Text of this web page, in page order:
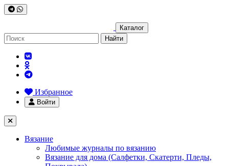
Каталог
Найти
Избранное
Войти
Вязание
Любимые журналы по вязанию
Вязание для дома (Салфетки, Скатерти, Пледы,